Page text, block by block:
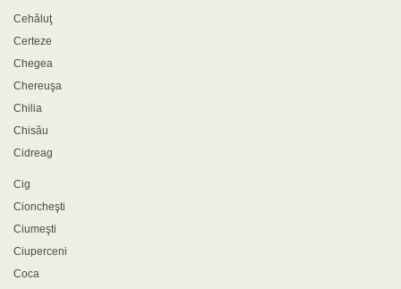
Cehăluţ
Certeze
Chegea
Chereuşa
Chilia
Chisău
Cidreag
Cig
Cioncheşti
Ciumeşti
Ciuperceni
Coca